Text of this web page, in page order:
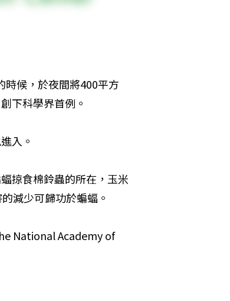
時候，於夜間將400平方
下科學界首例。
入。
掠食棉鈴蟲的所在，玉米
減少可歸功於蝙蝠。
National Academy of